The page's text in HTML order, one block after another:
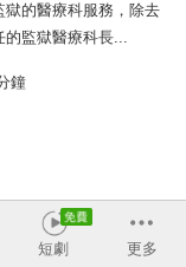
的醫療科服務，除去
的監獄醫療科長...
鐘
短劇 更多